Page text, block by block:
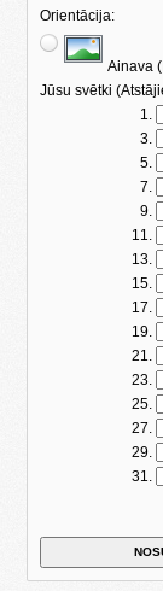
Orientācija:
Ainava
Jūsu svētki
1.
3.
5.
7.
9.
11.
13.
15.
17.
19.
21.
23.
25.
27.
29.
31.